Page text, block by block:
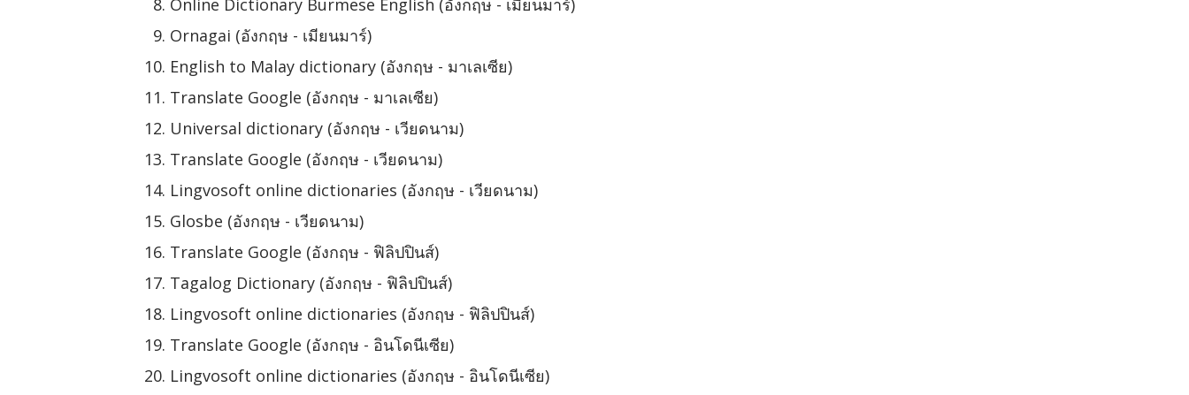
Online Dictionary Burmese English (อังกฤษ - เมียนมาร์)
Ornagai (อังกฤษ - เมียนมาร์)
English to Malay dictionary (อังกฤษ - มาเลเซีย)
Translate Google (อังกฤษ - มาเลเซีย)
Universal dictionary (อังกฤษ - เวียดนาม)
Translate Google (อังกฤษ - เวียดนาม)
Lingvosoft online dictionaries (อังกฤษ - เวียดนาม)
Glosbe (อังกฤษ - เวียดนาม)
Translate Google (อังกฤษ - ฟิลิปปินส์)
Tagalog Dictionary (อังกฤษ - ฟิลิปปินส์)
Lingvosoft online dictionaries (อังกฤษ - ฟิลิปปินส์)
Translate Google (อังกฤษ - อินโดนีเซีย)
Lingvosoft online dictionaries (อังกฤษ - อินโดนีเซีย)